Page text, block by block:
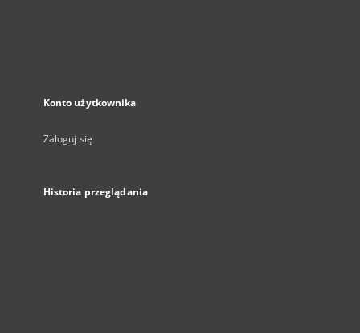
Konto użytkownika
Zaloguj się
Historia przeglądania